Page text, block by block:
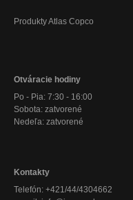
Produkty Atlas Copco
Otváracie hodiny
Po - Pia: 7:30 - 16:00
Sobota: zatvorené
Nedeľa: zatvorené
Kontakty
Telefón: +421/44/4304662